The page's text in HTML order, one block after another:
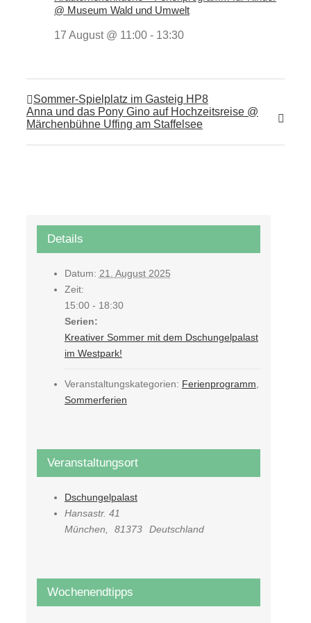
@ Museum Wald und Umwelt
17 August @ 11:00 - 13:30
Sommer-Spielplatz im Gasteig HP8
Anna und das Pony Gino auf Hochzeitsreise @
Märchenbühne Uffing am Staffelsee
Details
Datum: 21. August 2025
Zeit:
15:00 - 18:30
Serien:
Kreativer Sommer mit dem Dschungelpalast
im Westpark!
Veranstaltungskategorien: Ferienprogramm
Sommerferien
Veranstaltungsort
Dschungelpalast
Hansastr. 41
München
81373 Deutschland
Wochenendtipps